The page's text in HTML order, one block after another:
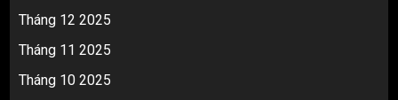
Tháng 12 2025
Tháng 11 2025
Tháng 10 2025